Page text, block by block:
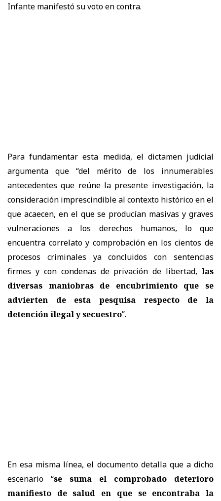
Infante manifestó su voto en contra.
Para fundamentar esta medida, el dictamen judicial
argumenta que “del mérito de los innumerables
antecedentes que reúne la presente investigación, la
consideración imprescindible al contexto histórico en el
que acaecen, en el que se producían masivas y graves
vulneraciones a los derechos humanos, lo que
encuentra correlato y comprobación en los cientos de
procesos criminales ya concluidos con sentencias
firmes y con condenas de privación de libertad, las
diversas maniobras de encubrimiento que se
advierten de esta pesquisa respecto de la
detención ilegal y secuestro”.
En esa misma línea, el documento detalla que a dicho
escenario “se suma el comprobado deterioro
manifiesto de salud en que se encontraba la